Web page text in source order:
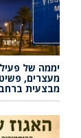
יממה של
מעצרים,
מבצעית